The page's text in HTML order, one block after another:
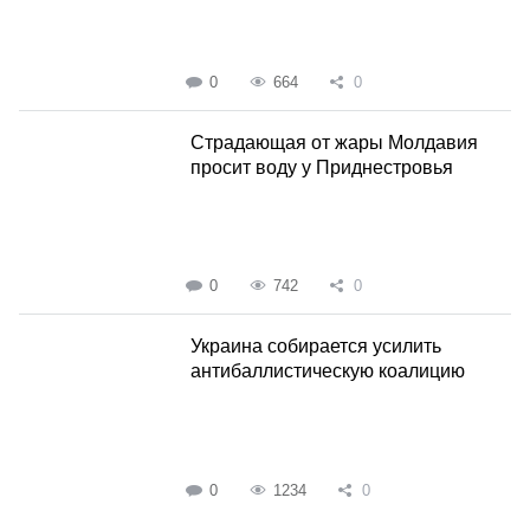
0 664 0
Страдающая от жары Молдавия
просит воду у Приднестровья
0 742 0
Украина собирается усилить
антибаллистическую коалицию
0 1234 0